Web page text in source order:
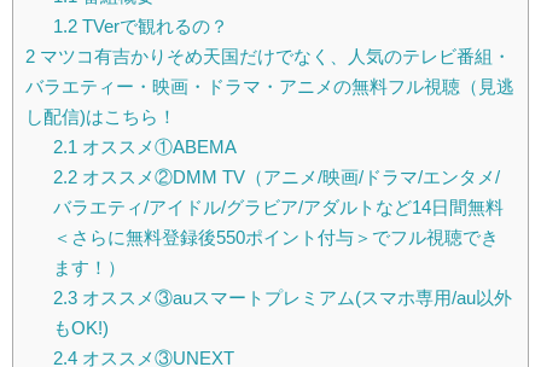
1.2TVerで観れるの？
2 マツコ有吉かりそめ天国だけでなく、人気のテレビ番組・
バラエティー・映画・ドラマ・アニメの無料フル視聴（見逃
し配信)はこちら！
2.1 オススメ①ABEMA
2.2オススメ②DMM TV（アニメ/映画/ドラマ/エンタメ/
バラエティ/アイドル/グラビア/アダルトなど14日間無料
＜さらに無料登録後550ポイント付与＞でフル視聴でき
ます！）
2.3オススメ③auスマートプレミアム(スマホ専用/au以外
もOK!)
2.4オススメ③UNEXT